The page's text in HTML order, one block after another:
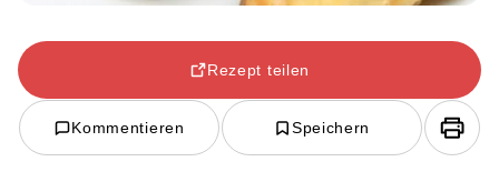
Rezept teilen
Kommentieren Speichern